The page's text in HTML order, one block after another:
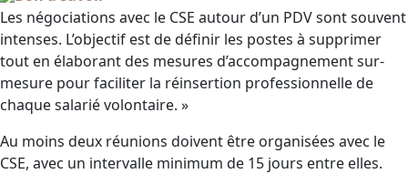
Les négociations avec le CSE autour d’un PDV sont souvent
intenses. L’objectif est de définir les postes à supprimer
tout en élaborant des mesures d’accompagnement sur-
mesure pour faciliter la réinsertion professionnelle de
chaque salarié volontaire. »
Au moins deux réunions doivent être organisées avec le
CSE, avec un intervalle minimum de 15 jours entre elles.